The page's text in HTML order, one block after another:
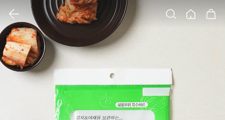
클릭 시 이미지 확대 보기 팝업 열림